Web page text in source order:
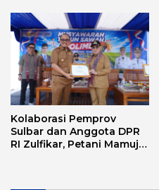
Kolaborasi Pemprov
Sulbar dan Anggota DPR
RI Zulfikar, Petani Mamuju